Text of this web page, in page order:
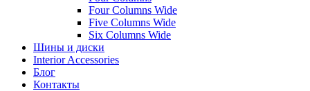
Four Columns Wide
Five Columns Wide
Six Columns Wide
Шины и диски
Interior Accessories
Блог
Контакты